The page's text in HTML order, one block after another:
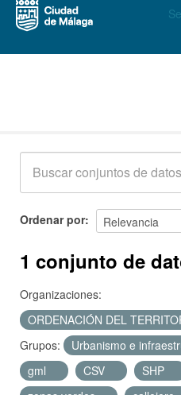
Acerca de
Ordenar por
1 conjunto de
Organizaciones:
ORDENACIÓN DEL
Grupos:
Urbanismo e
gml
CSV SHP